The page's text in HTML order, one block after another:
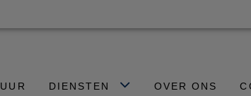
DIENSTEN OVER ONS